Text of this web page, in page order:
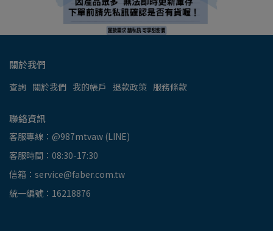
關於我們
查詢 關於我們 我的帳戶 退款政策 服務條款
聯絡資訊
客服專線：@987mtvaw (LINE)
客服時間：08:30-17:30
信箱：service@faber.com.tw
統一編號：16218876